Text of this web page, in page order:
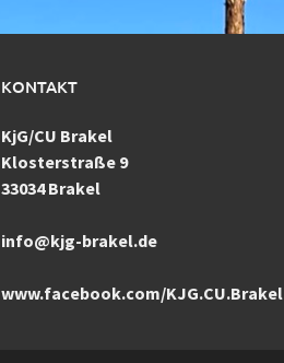
KONTAKT
KjG/CU Brakel
Klosterstraße 9
33034 Brakel
info@kjg-brakel.de
www.facebook.com/KJG.CU.Brakel